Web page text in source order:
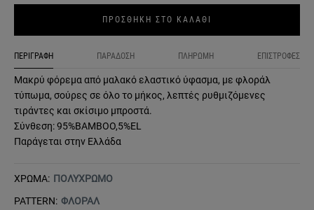
ΠΡΟΣΘΗΚΗ ΣΤΟ ΚΑΛΑΘΙ
ΠΕΡΙΓΡΑΦΗ ΠΑΡΑΔΟΣΗ ΠΛΗΡΩΜΗ ΕΠΙΣΤΡΟΦΕΣ
Μακρύ φόρεμα από μαλακό ελαστικό ύφασμα, με φλοράλ
τύπωμα, σούρες σε όλο το μήκος, λεπτές ρυθμιζόμενες
τιράντες και σκίσιμο μπροστά.
Σύνθεση: 95%BAMBOO,5%EL
Παράγεται στην Ελλάδα
ΧΡΩΜΑ: ΠΟΛΥΧΡΩΜΟ
PATTERN: ΦΛΟΡΑΛ